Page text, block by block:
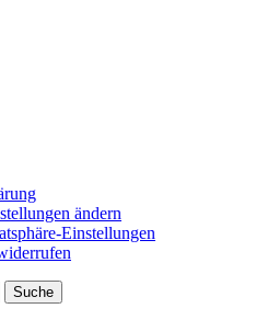
ändern
Einstellungen
Suche